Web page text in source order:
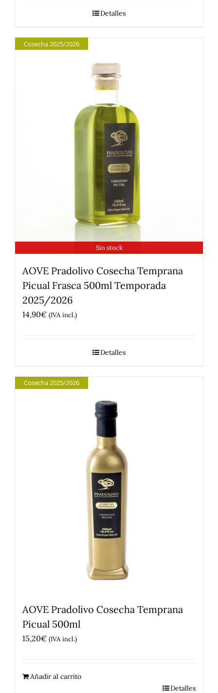
Detalles
Sin stock
Cosecha 2025/2026
AOVE Pradolivo Cosecha Temprana
Picual Frasca 500ml Temporada
2025/2026
14,90€ (IVA incl.)
Detalles
Cosecha 2025/2026
AOVE Pradolivo Cosecha Temprana
Picual 500ml
15,20€ (IVA incl.)
Añadir al carrito
Detalles